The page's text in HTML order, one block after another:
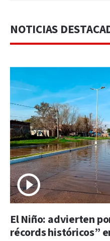
NOTICIAS
El Niño: advierten
récords históricos”